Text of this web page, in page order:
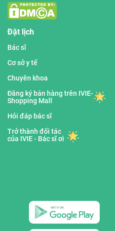
Đặt lịch
Bác sĩ
Cơ sở y tế
Chuyên khoa
Đăng ký bán hàng trên IVIE-
Shopping Mall
Hỏi đáp bác sĩ
Trở thành đối tác
của IVIE - Bác sĩ ơi